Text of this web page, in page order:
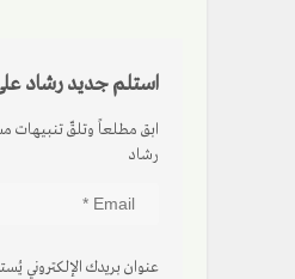
استلم جديد رشاد
ابق مطلعاً وتلقّ تنبيهات
رشاد
عنوان بريدك الإلكتروني